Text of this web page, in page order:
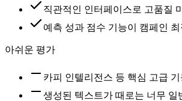
직관적인 인터페이스로 고품질
예측 성과 점수 기능이 캠페인
아쉬운 평가
카피 인텔리전스 등 핵심 고급
생성된 텍스트가 때로는 너무